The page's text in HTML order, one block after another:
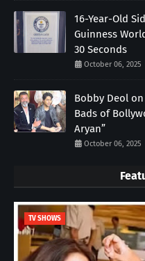
16-Year-Old
Guinness
30 Seconds
October 06, 2025
Bobby Deol on
Bads of
Aryan”
October 06, 2025
TV SHOWS